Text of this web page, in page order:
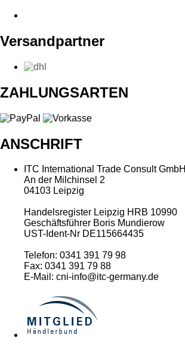
Versandpartner
ZAHLUNGSARTEN
ANSCHRIFT
ITC International Trade Consult GmbH
An der Milchinsel 2
04103 Leipzig
Handelsregister Leipzig HRB 10990
Geschäftsführer Boris Mundierow
UST-Ident-Nr DE115664435
Telefon: 0341 391 79 98
Fax: 0341 391 79 88
E-Mail: cni-info@itc-germany.de